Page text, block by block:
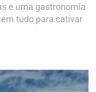
e uma gastronomia
tudo para cativar